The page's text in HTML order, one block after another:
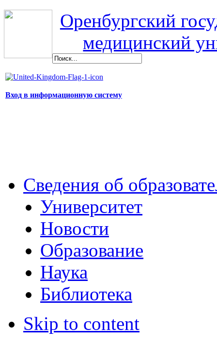
Оренбургский
медицинский
Вход в информационную систему
Сведения об
Университет
Новости
Образование
Наука
Библиотека
Skip to content